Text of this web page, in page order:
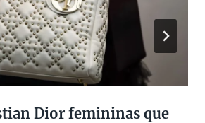
Dior femininas que